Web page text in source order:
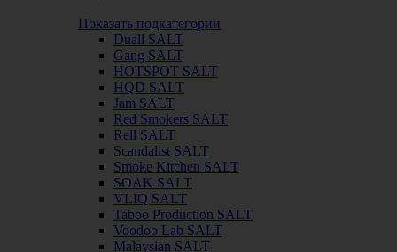
Показать подкатегории
Duall SALT
Gang SALT
HOTSPOT SALT
HQD SALT
Jam SALT
Red Smokers SALT
Rell SALT
Scandalist SALT
Smoke Kitchen SALT
SOAK SALT
VLIQ SALT
Taboo Production SALT
Voodoo Lab SALT
Malaysian SALT